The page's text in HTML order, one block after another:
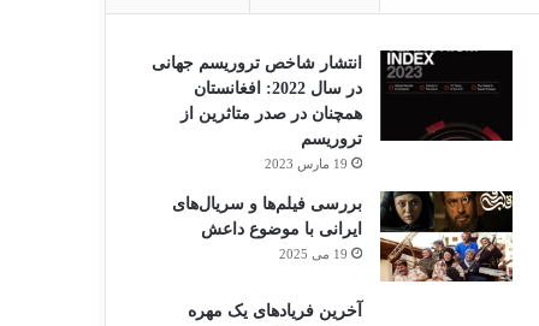
انتشار شاخص تروریسم جهانی
در سال 2022: افغانستان
همچنان در صدر متاثرین از
تروریسم
19 مارس 2023
بررسی فیلم‌ها و سریال‌های
ایرانی با موضوع داعش
19 می 2025
آخرین فریادهای یک مهره